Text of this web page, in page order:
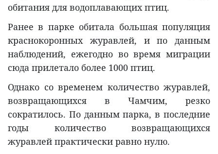
обитания для водоплавающих птиц.
Ранее в парке обитала большая популяция
краснокоронных журавлей, и по данным
наблюдений, ежегодно во время миграции
сюда прилетало более 1000 птиц.
Однако со временем количество журавлей,
возвращающихся в Чамчим, резко
сократилось. По данным парка, в последние
годы количество возвращающихся
журавлей практически равно нулю.